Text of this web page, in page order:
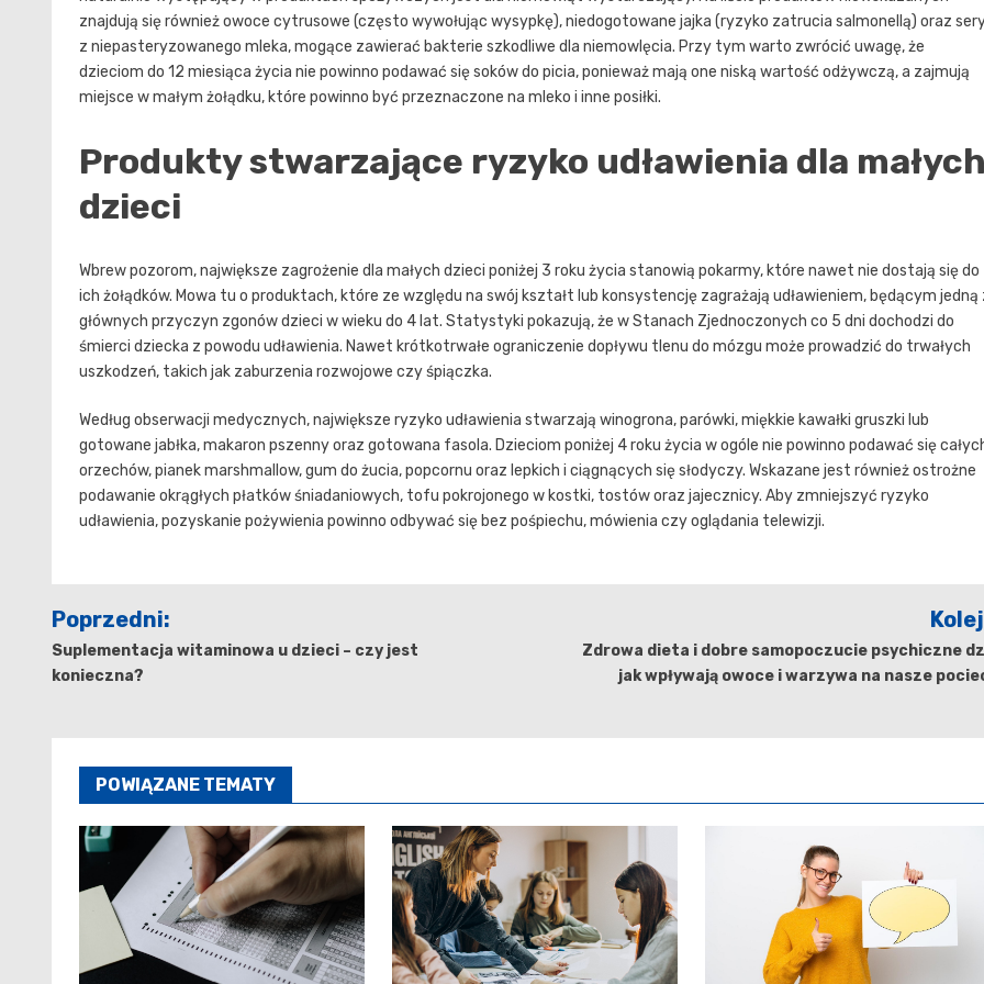
znajdują się również owoce cytrusowe (często wywołując wysypkę), niedogotowane jajka (ryzyko zatrucia salmonellą) oraz
z niepasteryzowanego mleka, mogące zawierać bakterie szkodliwe dla niemowlęcia. Przy tym warto zwrócić uwagę, że
dzieciom do 12 miesiąca życia nie powinno podawać się soków do picia, ponieważ mają one niską wartość odżywczą, a zajmują
miejsce w małym żołądku, które powinno być przeznaczone na mleko i inne posiłki.
Produkty stwarzające ryzyko udławienia dla małych
dzieci
Wbrew pozorom, największe zagrożenie dla małych dzieci poniżej 3 roku życia stanowią pokarmy, które nawet nie dostają się do
ich żołądków. Mowa tu o produktach, które ze względu na swój kształt lub konsystencję zagrażają udławieniem, będącym jedną
głównych przyczyn zgonów dzieci w wieku do 4 lat. Statystyki pokazują, że w Stanach Zjednoczonych co 5 dni dochodzi do
śmierci dziecka z powodu udławienia. Nawet krótkotrwałe ograniczenie dopływu tlenu do mózgu może prowadzić do trwałych
uszkodzeń, takich jak zaburzenia rozwojowe czy śpiączka.
Według obserwacji medycznych, największe ryzyko udławienia stwarzają winogrona, parówki, miękkie kawałki gruszki lub
gotowane jabłka, makaron pszenny oraz gotowana fasola. Dzieciom poniżej 4 roku życia w ogóle nie powinno podawać się
orzechów, pianek marshmallow, gum do żucia, popcornu oraz lepkich i ciągnących się słodyczy. Wskazane jest również ostrożne
podawanie okrągłych płatków śniadaniowych, tofu pokrojonego w kostki, tostów oraz jajecznicy. Aby zmniejszyć ryzyko
udławienia, pozyskanie pożywienia powinno odbywać się bez pośpiechu, mówienia czy oglądania telewizji.
Nawigacja
wpisu
Poprzedni:
Suplementacja witaminowa u dzieci – czy jest
konieczna?
Zdrowa dieta i dobre samopoczucie psychiczne
jak wpływają owoce i warzywa na nasze
POWIĄZANE TEMATY